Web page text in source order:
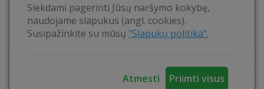
Siekdami pagerinti Jūsų naršymo kokybę,
naudojame slapukus (angl. cookies).
Susipažinkite su mūsų "Slapukų politika".
Atmesti Priimti visus
„Kožnas savo laimės kalvis“